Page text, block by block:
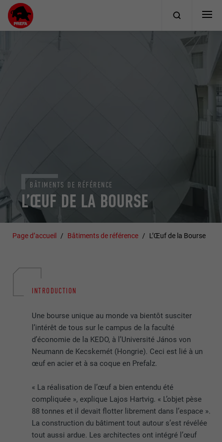
L’ŒUF DE LA BOURSE
BÂTIMENTS DE RÉFÉRENCE
Page d’accueil Bâtiments de référence L’Œuf de la Bourse
INTRODUCTION
Une bourse unique au monde va bientôt susciter
l’intérêt de tous sur le campus de la faculté
d’économie de la KEDO, à l’Université János von
Neumann de Kecskemét (Hongrie). Ceci est lié à un
œuf en acier et à sa coque en Prefalz.
« La réalisation de l’œuf a bien entendu été
compliquée », explique Lajos Hartvig. « L’objet pèse
88 tonnes et il devait flotter librement dans l’espace ».
La construction du bâtiment tout autour s’est révélée
tout aussi ardue. Les architectes ont intégré l’œuf